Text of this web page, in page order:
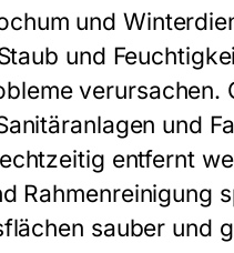
und
und
verursachen.
und
entfernt
Rahmenreinigung
sauber und